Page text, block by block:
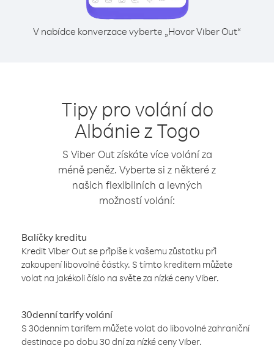
V nabídce konverzace vyberte „Hovor Viber Out“
Tipy pro volání do
Albánie z Togo
S Viber Out získáte více volání za
méně peněz. Vyberte si z některé z
našich flexibilních a levných
možností volání:
Balíčky kreditu
Kredit Viber Out se připíše k vašemu zůstatku při
zakoupení libovolné částky. S tímto kreditem můžete
volat na jakékoli číslo na světe za nízké ceny Viber.
30denní tarify volání
S 30denním tarifem můžete volat do libovolné zahraniční
destinace po dobu 30 dní za nízké ceny Viber.